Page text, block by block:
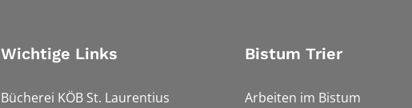
Wichtige Links
Bücherei KÖB St. Laurentius
Bistum Trier
Arbeiten im Bistum